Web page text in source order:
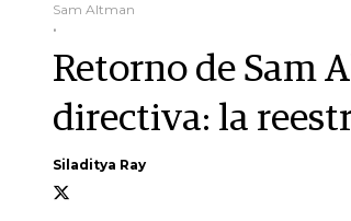
Sam Altman
.
Retorno de Sam
directiva: la
Siladitya Ray